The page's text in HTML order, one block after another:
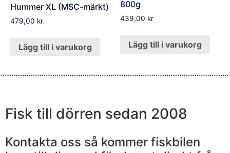
Hummer XL (MSC-märkt)
479,00 kr
Lägg till i varukorg
800g
439,00 kr
Lägg till i varukorg
Fisk till dörren sedan 2008
Kontakta oss så kommer fiskbilen